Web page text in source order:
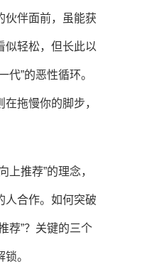
伙伴面前，虽能获
似轻松，但长此以
代”的恶性循环。
拖慢你的脚步，
上推荐”的理念，
人合作。如何突破
荐”？关键的三个
。